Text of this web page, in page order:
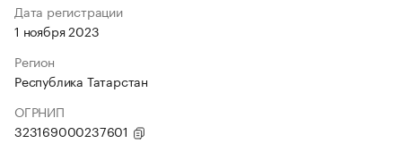
Дата регистрации
1 ноября 2023
Регион
Республика Татарстан
ОГРНИП
323169000237601